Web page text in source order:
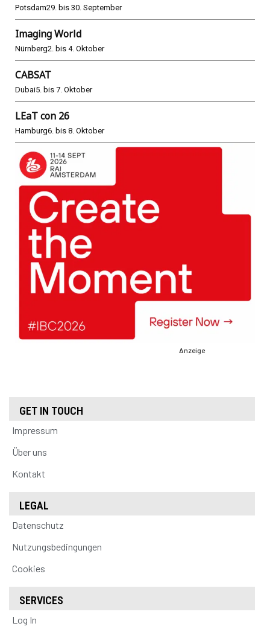
Potsdam29. bis 30. September
Imaging World
Nürnberg2. bis 4. Oktober
CABSAT
Dubai5. bis 7. Oktober
LEaT con 26
Hamburg6. bis 8. Oktober
Anzeige
GET IN TOUCH
Impressum
Über uns
Kontakt
LEGAL
Datenschutz
Nutzungsbedingungen
Cookies
SERVICES
Log In